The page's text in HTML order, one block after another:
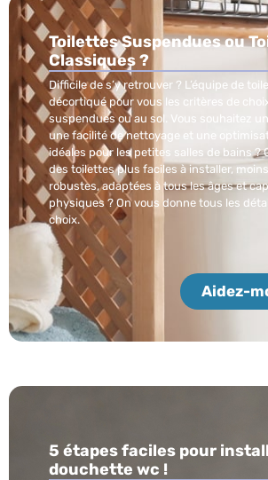
Toilettes Suspendues ou
Classiques ?
Difficile de s’y retrouver ? L’équipe de
décortiqué pour vous les critères de
suspendues ou au sol. Vous souhaitez
une facilité de nettoyage et une
idéales pour les petites salles de bains ?
des toilettes plus faciles à installer,
robustes, adaptées à tous les âges et
physiques ? On vous donne tous les
choix.
Aidez-
5 étapes faciles pour
douchette wc !